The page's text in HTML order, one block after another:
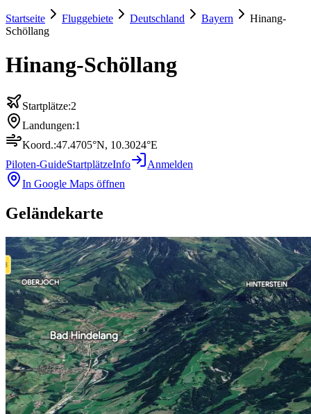
Startseite Fluggebiete Deutschland Bayern
Hinang-
Schöllang
Hinang-Schöllang
Startplätze:2
Landungen:1
Koord.:47.4705°N, 10.3024°E
Piloten-GuideStartplätzeInfo
Anmelden
In Google Maps öffnen
Geländekarte